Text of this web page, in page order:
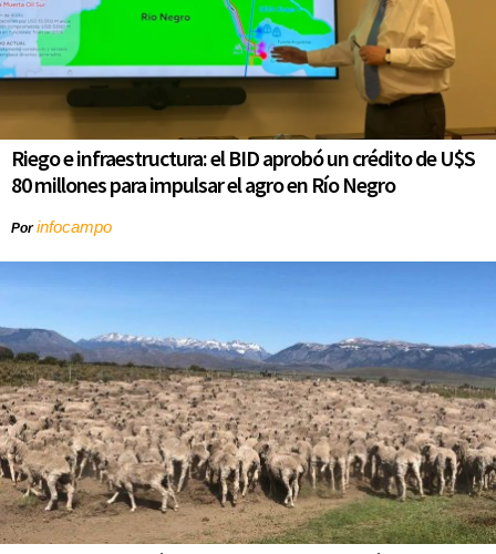
Riego e infraestructura: el BID aprobó un crédito de U$S
80 millones para impulsar el agro en Río Negro
Porinfocampo